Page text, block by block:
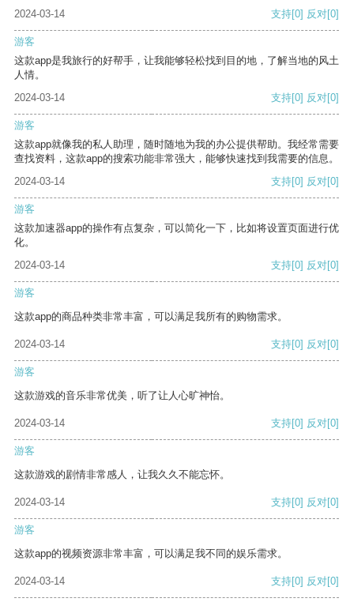
2024-03-14 支持[0] 反对[0]
游客
这款app是我旅行的好帮手，让我能够轻松找到目的地，了解当地的风土
人情。
2024-03-14
支持[0] 反对[0]
游客
这款app就像我的私人助理，随时随地为我的办公提供帮助。我经常需要
查找资料，这款app的搜索功能非常强大，能够快速找到我需要的信息。
2024-03-14
支持[0] 反对[0]
游客
这款加速器app的操作有点复杂，可以简化一下，比如将设置页面进行优
化。
2024-03-14
支持[0] 反对[0]
游客
这款app的商品种类非常丰富，可以满足我所有的购物需求。
2024-03-14 支持[0] 反对[0]
游客
这款游戏的音乐非常优美，听了让人心旷神怡。
2024-03-14 支持[0] 反对[0]
游客
这款游戏的剧情非常感人，让我久久不能忘怀。
2024-03-14 支持[0] 反对[0]
游客
这款app的视频资源非常丰富，可以满足我不同的娱乐需求。
2024-03-14 支持[0] 反对[0]